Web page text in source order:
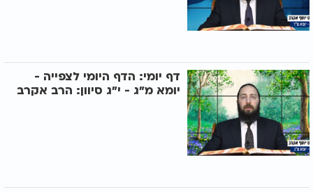
דף יומי: הדף היומי לצפייה -
יומא מ"ג - י"ג סיוון: הרב אקרב